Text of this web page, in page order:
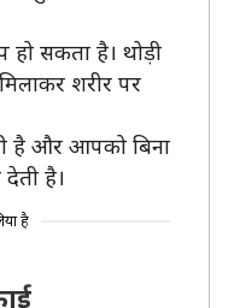
हो सकता है। थोड़ी
शरीर पर
है और आपको बिना
है।
है